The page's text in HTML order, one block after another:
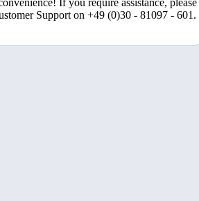
If you require assistance, please
Support on +49 (0)30 - 81097 - 601.